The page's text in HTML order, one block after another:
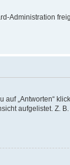
Administration
„Antworten“
aufgelistet. Z. B.